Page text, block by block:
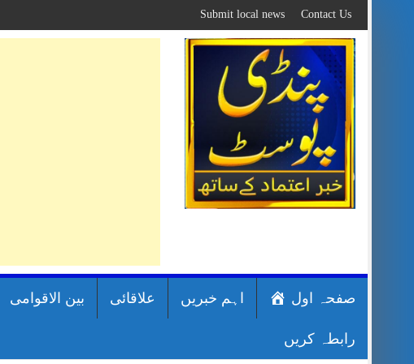
to
content
Contact Us
Submit local news
صفحہ اول اہم خبریں علاقائی بین الاقوامی
رابطہ کریں